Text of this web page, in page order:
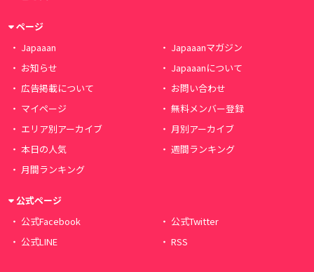
ページ
Japaaan
Japaaanマガジン
お知らせ
Japaaanについて
広告掲載について
お問い合わせ
マイページ
無料メンバー登録
エリア別アーカイブ
月別アーカイブ
本日の人気
週間ランキング
月間ランキング
公式ページ
公式Facebook
公式Twitter
公式LINE
RSS